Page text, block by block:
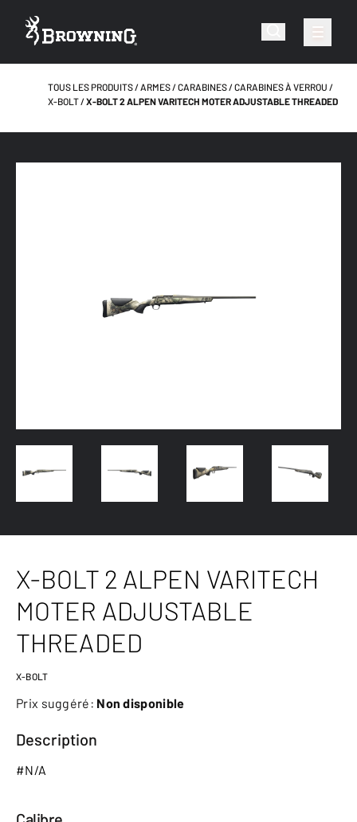
TOUS LES PRODUITS ARMES CARABINES
CARABINES À VERROU
X-BOLT
X-BOLT 2 ALPEN VARITECH MOTER ADJUSTABLE THREADED
X-BOLT 2 ALPEN VARITECH
MOTER ADJUSTABLE
THREADED
X-BOLT
Prix suggéré: Non disponible
Description
#N/A